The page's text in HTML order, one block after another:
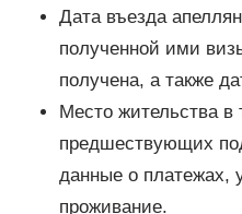
Дата въезда
полученной ими
получена, а также
Место жительства
предшествующих
данные о платежах,
проживание.